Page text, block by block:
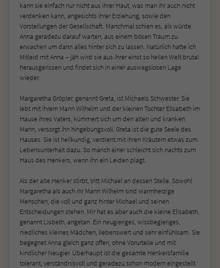
kann sie einfach nur nicht aus ihrer Haut, was man ihr auch nicht
verdenken kann, angesichts ihrer Erziehung, sowie den
Vorstellungen der Gesellschaft. Manchmal schien es, als würde
Anna geradezu darauf warten, aus einem bösen Traum zu
erwachen um dann alles hinter sich zu lassen. Natürlich hatte ich
Mitleid mit Anna – jäh wird sie aus ihrer einst so heilen Welt brutal
herausgerissen und findet sich in einer auswegslosen Lage
wieder.
Margaretha Gröpler, genannt Greta, ist Michaels Schwester. Sie
lebt mit ihrem Mann Wilhelm und der kleinen Tochter Elisabeth im
Hause ihres Vaters, kümmert sich um den alten und kranken
Mann, versorgt ihn hingebungsvoll. Greta ist die gute Seele des
Hauses. Sie ist heilkundig, verdient mit ihren Kräutern etwas zum
Lebensunterhalt dazu. So manch einer schleicht sich nachts zum
Haus des Henkers, wenn ihn ein Leiden plagt.
Als der alte Henker stirbt, tritt Michael an dessen Stelle. Sowohl
Margaretha als auch ihr Mann Wilhelm sind warmherzige
Menschen, die voll und ganz hinter Michael und seinen
Entscheidungen stehen. Mir hat es aber auch die kleine Elisabeth,
genannt Lisbeth, angetan. Ein neugieriges, wissbegieriges,
niedliches kleines Mädchen, liebenswert und sehr einfühlsam. Sie
begegnet Anna gleich ganz offen, ohne Vorurteile und mit
kindlicher Neugier. Überhaupt ist die gesamte Henkersfamilie
tolerant, verständnisvoll und geradezu schon modern eingestellt